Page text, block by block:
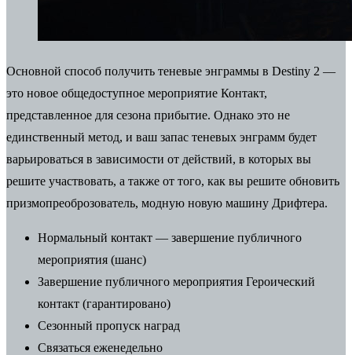
Основной способ получить теневые энграммы в Destiny 2 —
это новое общедоступное мероприятие Контакт,
представленное для сезона прибытие. Однако это не
единственный метод, и ваш запас теневых энграмм будет
варьироваться в зависимости от действий, в которых вы
решите участвовать, а также от того, как вы решите обновить
призмопреоброзователь, модную новую машину Дрифтера.
Нормальный контакт — завершение публичного
мероприятия (шанс)
Завершение публичного мероприятия Героический
контакт (гарантировано)
Сезонный пропуск наград
Связаться еженедельно